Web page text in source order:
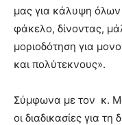
μας για κάλυψη
φάκελο, δίνοντας,
μοριοδότηση για
και πολύτεκνους».
Σύμφωνα με τον κ.
οι διαδικασίες για